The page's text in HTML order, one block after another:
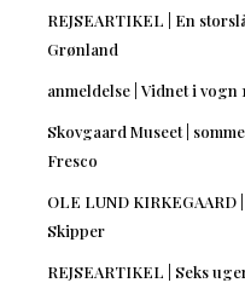
REJSEARTIKEL | En
Grønland
anmeldelse | Vidnet i
Skovgaard Museet |
Fresco
OLE LUND
Skipper
REJSEARTIKEL | Seks